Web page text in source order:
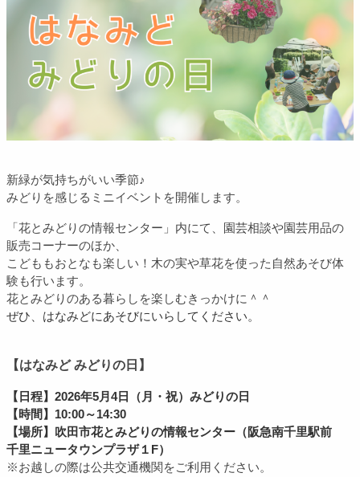
新緑が気持ちがいい季節♪
みどりを感じるミニイベントを開催します。
「花とみどりの情報センター」内にて、園芸相談や園芸用品の
販売コーナーのほか、
こどももおとなも楽しい！木の実や草花を使った自然あそび体
験も行います。
花とみどりのある暮らしを楽しむきっかけに＾＾
ぜひ、はなみどにあそびにいらしてください。
【はなみど みどりの日】
【日程】2026年5月4日（月・祝）みどりの日
【時間】10:00～14:30
【場所】吹田市花とみどりの情報センター （阪急南千里駅前
千里ニュータウンプラザ１F）
※お越しの際は公共交通機関をご利用ください。